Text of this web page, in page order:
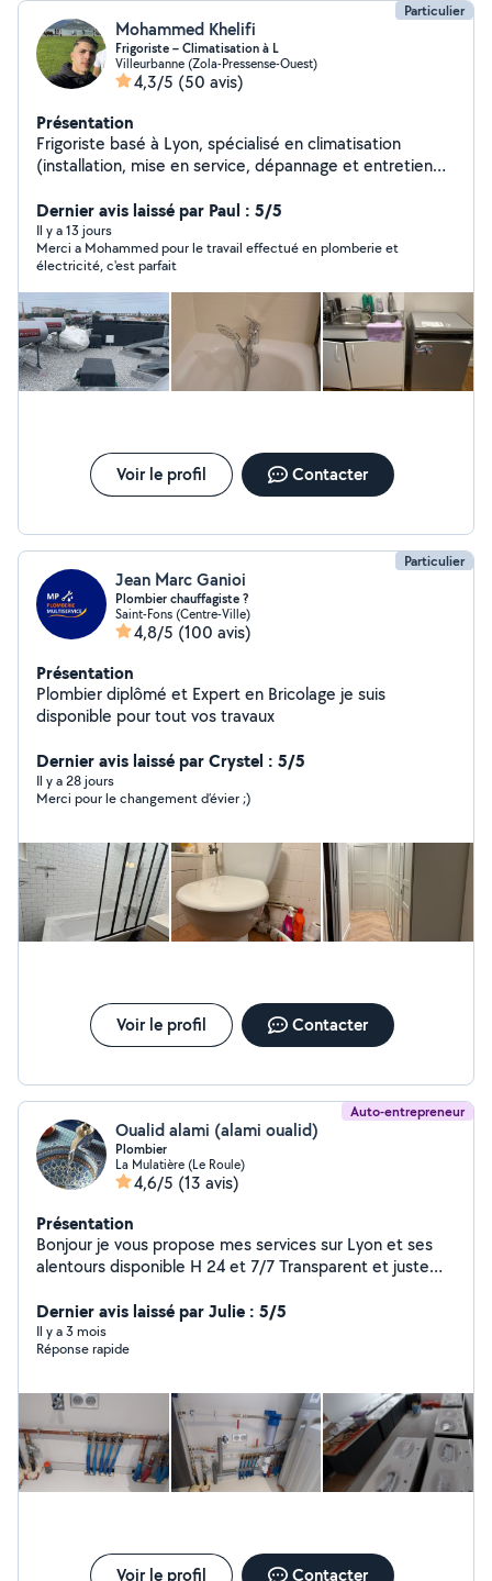
Particulier
Mohammed Khelifi
Frigoriste – Climatisation à L
Villeurbanne (Zola-Pressense-Ouest)
4,3/5 (50 avis)
Présentation
Frigoriste basé à Lyon, spécialisé en climatisation
(installation, mise en service, dépannage et entretien
rapidement en période de forte chaleur _Camion
disponible pour transport et livraison de meubles et
matériel. Montage et démontage de mobilier (cuisines,
armoires, lits, tables). Services de peinture et plomberie
intérieure Avec des petits travaux _ Intervention rapide
_Travail propre et soigné _Prix raisonnables Disponible
rapidement. N'hésitez pas à me contacter.
Dernier avis laissé par Paul : 5/5
Il y a 13 jours
Merci a Mohammed pour le travail effectué en plomberie et
électricité, c'est parfait
Voir le profil Contacter
Particulier
Jean Marc Ganioi
Plombier chauffagiste ?️
Saint-Fons (Centre-Ville)
4,8/5 (100 avis)
Présentation
Plombier diplômé et Expert en Bricolage je suis
disponible pour tout vos travaux
Dernier avis laissé par Crystel : 5/5
Il y a 28 jours
Merci pour le changement d’évier ;)
Voir le profil Contacter
Auto-entrepreneur
Oualid alami (alami oualid)
Plombier
La Mulatière (Le Roule)
4,6/5 (13 avis)
Présentation
Bonjour je vous propose mes services sur Lyon et ses
alentours disponible H 24 et 7/7 Transparent et juste
Dernier avis laissé par Julie : 5/5
Il y a 3 mois
Réponse rapide
Voir le profil Contacter